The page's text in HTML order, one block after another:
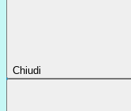
Chiudi